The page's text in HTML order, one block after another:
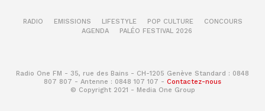
RADIO EMISSIONS LIFESTYLE POP CULTURE
CONCOURS
AGENDA
PALÉO FESTIVAL 2026
Radio One FM - 35, rue des Bains - CH-1205 Genève Standard : 0848
807 807 - Antenne : 0848 107 107 - Contactez-nous
© Copyright 2021 - Media One Group